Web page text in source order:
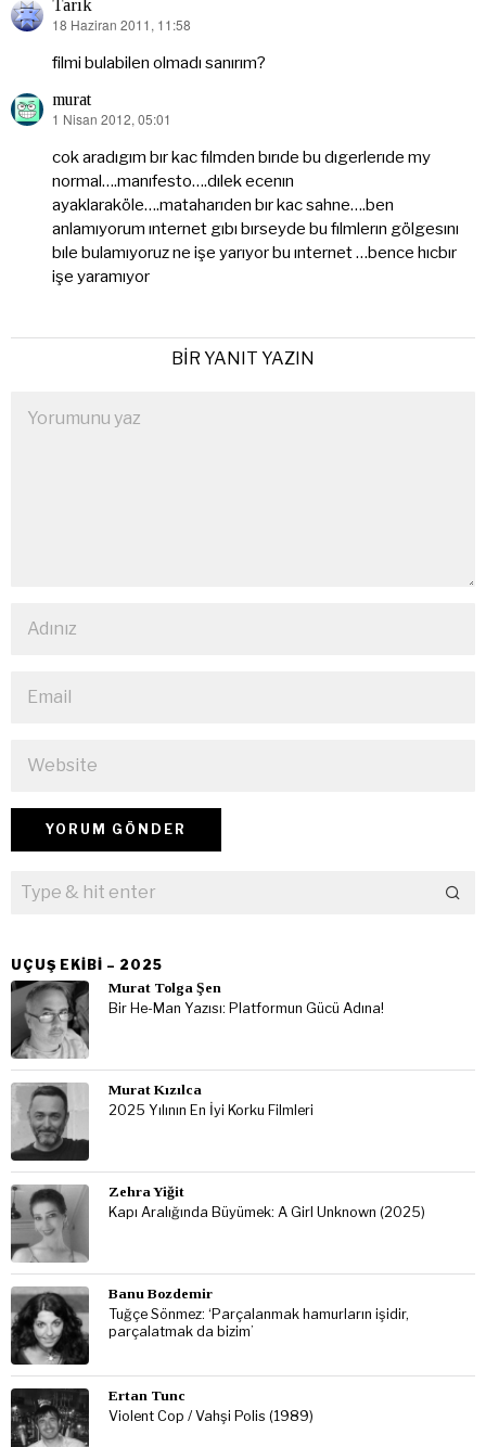
Tarık
dedi
18 Haziran 2011, 11:58
filmi bulabilen olmadı sanırım?
murat
dedi
1 Nisan 2012, 05:01
cok aradıgım bır kac fılmden bırıde bu dıgerlerıde my
normal….manıfesto….dılek ecenın
ayaklaraköle….mataharıden bır kac sahne….ben
anlamıyorum ınternet gıbı bırseyde bu fılmlerın gölgesını
bıle bulamıyoruz ne işe yarıyor bu ınternet …bence hıcbır
işe yaramıyor
BIR YANIT YAZIN
UÇUŞ EKIBI – 2025
Murat Tolga Şen
Bir He-Man Yazısı: Platformun Gücü Adına!
Murat Kızılca
2025 Yılının En İyi Korku Filmleri
Zehra Yiğit
Kapı Aralığında Büyümek: A Girl Unknown (2025)
Banu Bozdemir
Tuğçe Sönmez: ‘Parçalanmak hamurların işidir,
parçalatmak da bizim’
Ertan Tunc
Violent Cop / Vahşi Polis (1989)